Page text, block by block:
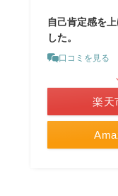
自己肯定感を
した。
口コミを見る
楽天